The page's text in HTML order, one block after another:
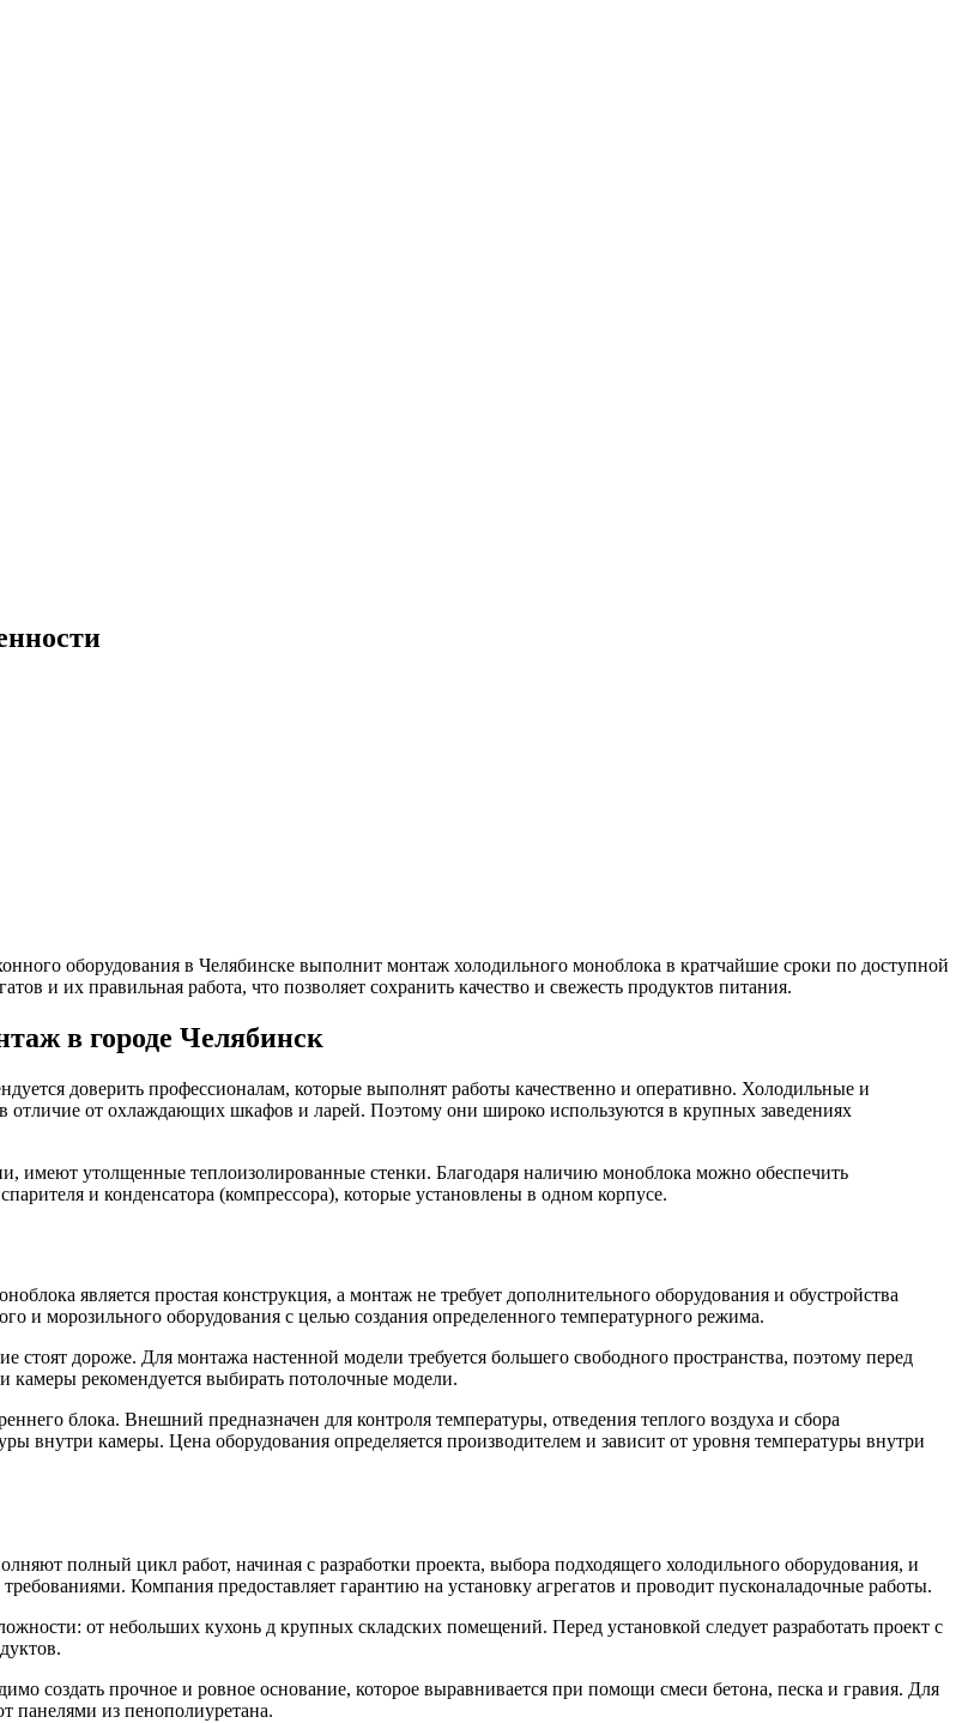
оборудования в Челябинске выполнит монтаж холодильного моноблока в кратчайшие сроки по доступной
и их правильная работа, что позволяет сохранить качество и свежесть продуктов питания.
в городе Челябинск
доверить профессионалам, которые выполнят работы качественно и оперативно. Холодильные и
от охлаждающих шкафов и ларей. Поэтому они широко используются в крупных заведениях
имеют утолщенные теплоизолированные стенки. Благодаря наличию моноблока можно обеспечить
и конденсатора (компрессора), которые установлены в одном корпусе.
является простая конструкция, а монтаж не требует дополнительного оборудования и обустройства
морозильного оборудования с целью создания определенного температурного режима.
дороже. Для монтажа настенной модели требуется большего свободного пространства, поэтому перед
камеры рекомендуется выбирать потолочные модели.
блока. Внешний предназначен для контроля температуры, отведения теплого воздуха и сбора
внутри камеры. Цена оборудования определяется производителем и зависит от уровня температуры внутри
полный цикл работ, начиная с разработки проекта, выбора подходящего холодильного оборудования, и
Компания предоставляет гарантию на установку агрегатов и проводит пусконаладочные работы.
от небольших кухонь д крупных складских помещений. Перед установкой следует разработать проект с
создать прочное и ровное основание, которое выравнивается при помощи смеси бетона, песка и гравия. Для
панелями из пенополиуретана.